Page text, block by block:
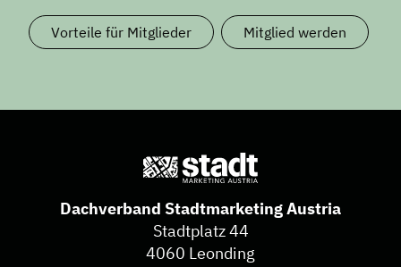
Vorteile für Mitglieder Mitglied werden
Dachverband Stadtmarketing Austria
Stadtplatz 44
4060 Leonding